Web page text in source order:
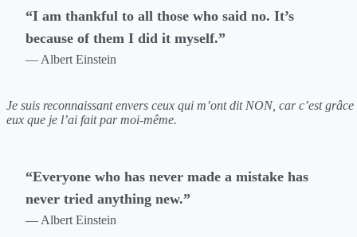
“I am thankful to all those who said no. It’s
because of them I did it myself.”
— Albert Einstein
Je suis reconnaissant envers ceux qui m’ont dit NON, car c’est grâce
eux que je l’ai fait par moi-même.
“Everyone who has never made a mistake has
never tried anything new.”
— Albert Einstein